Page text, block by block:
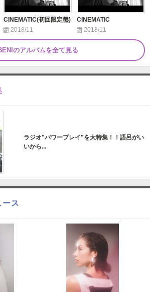
CINEMATIC(初回限定盤)
2018/11
CINEMATIC
2018/11
のアルバムを全て見る
ラジオ"パワープレイ"を大特集！！語呂がい
いから...
ス